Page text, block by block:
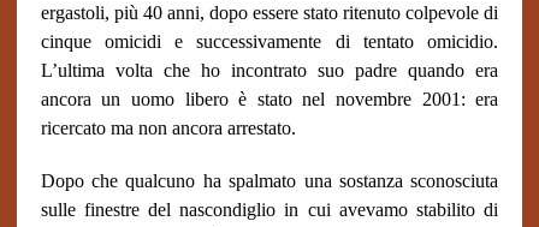
ergastoli, più 40 anni, dopo essere stato ritenuto colpevole di
cinque omicidi e successivamente di tentato omicidio.
L’ultima volta che ho incontrato suo padre quando era
ancora un uomo libero è stato nel novembre 2001: era
ricercato ma non ancora arrestato.
Dopo che qualcuno ha spalmato una sostanza sconosciuta
sulle finestre del nascondiglio in cui avevamo stabilito di